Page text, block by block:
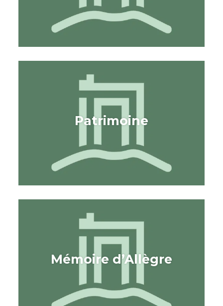
Patrimoine
Mémoire d’Allègre